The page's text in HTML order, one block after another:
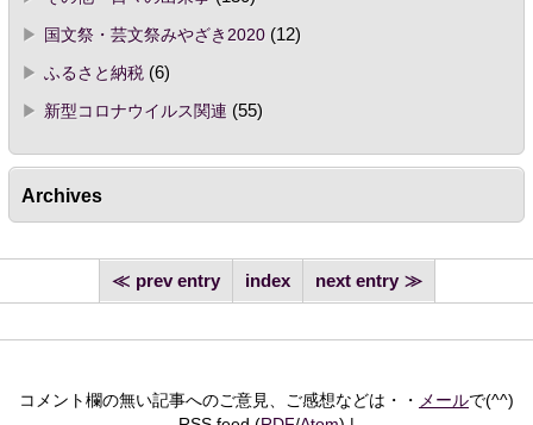
国文祭・芸文祭みやざき2020(12)
ふるさと納税(6)
新型コロナウイルス関連 (55)
Archives
prev entry index next entry
コメント欄の無い記事へのご意見、ご感想などは・・ メールで(^^)